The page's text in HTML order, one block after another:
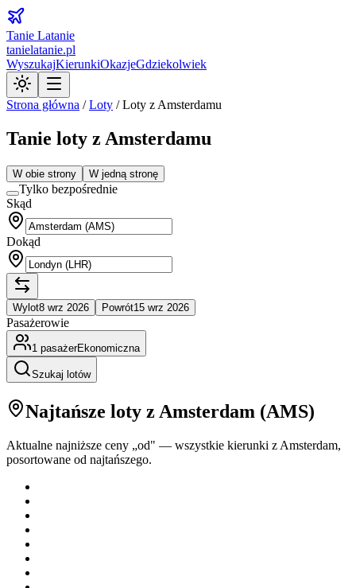
Tanie Latanie
tanielatanie.pl
WyszukajKierunkiOkazjeGdziekolwiek
Strona główna /Loty /Loty z Amsterdamu
Tanie loty z Amsterdamu
W obie strony W jedną stronę
Tylko bezpośrednie
Skąd
Dokąd
Wylot8 wrz 2026 Powrót15 wrz 2026
Pasażerowie
1 pasażerEkonomiczna
Szukaj lotów
Najtańsze loty z Amsterdam (AMS)
Aktualne najniższe ceny „od" — wszystkie kierunki z Amsterdam,
posortowane od najtańszego.